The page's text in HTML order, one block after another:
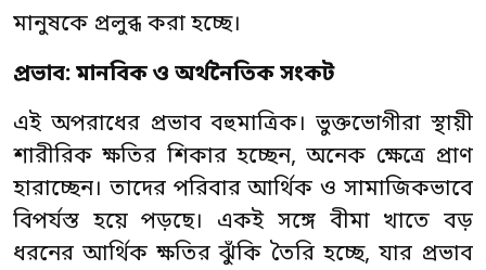
মানুষকে প্রলুব্ধ করা হচ্ছে।
প্রভাব: মানবিক ও অর্থনৈতিক সংকট
এই অপরাধের প্রভাব বহুমাত্রিক। ভুক্তভোগীরা স্থায়ী
শারীরিক ক্ষতির শিকার হচ্ছেন, অনেক ক্ষেত্রে প্রাণ
হারাচ্ছেন। তাদের পরিবার আর্থিক ও সামাজিকভাবে
বিপর্যস্ত হয়ে পড়ছে। একই সঙ্গে বীমা খাতে বড়
ধরনের আর্থিক ক্ষতির ঝুঁকি তৈরি হচ্ছে, যার প্রভাব